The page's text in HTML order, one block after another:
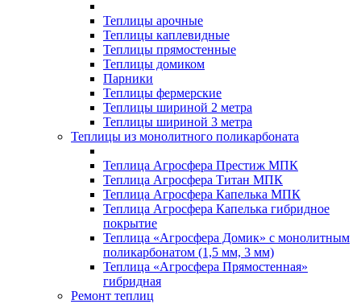
Теплицы арочные
Теплицы каплевидные
Теплицы прямостенные
Теплицы домиком
Парники
Теплицы фермерские
Теплицы шириной 2 метра
Теплицы шириной 3 метра
Теплицы из монолитного поликарбоната
Теплица Агросфера Престиж МПК
Теплица Агросфера Титан МПК
Теплица Агросфера Капелька МПК
Теплица Агросфера Капелька гибридное
покрытие
Теплица «Агросфера Домик» с монолитным
поликарбонатом (1,5 мм, 3 мм)
Теплица «Агросфера Прямостенная»
гибридная
Ремонт теплиц